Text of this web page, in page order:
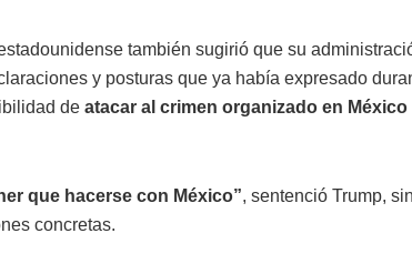
también sugirió que su
y posturas que ya había expresado
de atacar al crimen organizado en
que hacerse con México”, sentenció Trump,
concretas.